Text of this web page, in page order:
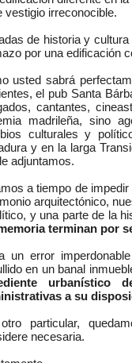
vestigio irreconocible.
de historia y
por una edificación
usted sabrá
el pub Santa
cantantes,
madrileña, sino
culturales y
y en la larga
adjuntamos.
a tiempo de
arquitectónico,
y una parte de la
terminan por
un error
en un banal
urbanístico
a su
particular,
necesaria.